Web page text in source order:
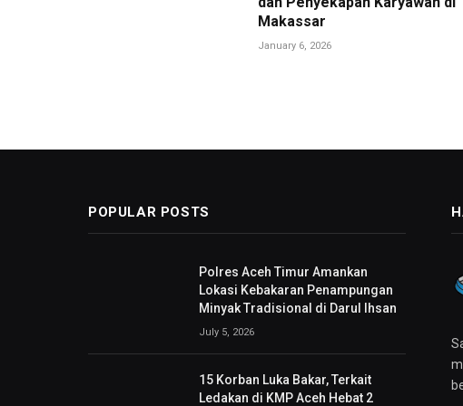
Makassar
January 6, 2026
POPULAR POSTS
Polres Aceh Timur Amankan
Lokasi Kebakaran Penampungan
Minyak Tradisional di Darul Ihsan
July 5, 2026
15 Korban Luka Bakar, Terkait
Ledakan di KMP Aceh Hebat 2